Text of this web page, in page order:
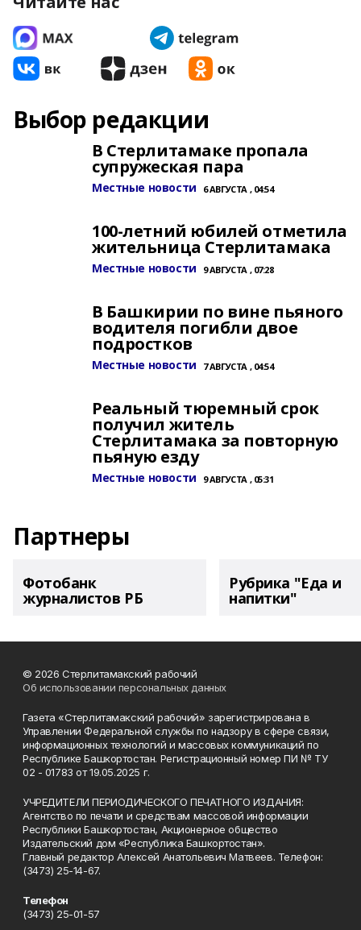
Выбор редакции
В Стерлитамаке пропала
супружеская пара
Местные новости 6 АВГУСТА , 04:54
100-летний юбилей отметила
жительница Стерлитамака
Местные новости 9 АВГУСТА , 07:28
В Башкирии по вине пьяного
водителя погибли двое
подростков
Местные новости 7 АВГУСТА , 04:54
Реальный тюремный срок
получил житель
Стерлитамака за повторную
пьяную езду
Местные новости 9 АВГУСТА , 05:31
Партнеры
Фотобанк
журналистов РБ
Рубрика "Еда и
напитки"
© 2026 Стерлитамакский рабочий
Об использовании персональных данных
Газета «Стерлитамакский рабочий» зарегистрирована в
Управлении Федеральной службы по надзору в сфере связи,
информационных технологий и массовых коммуникаций по
Республике Башкортостан. Регистрационный номер ПИ № ТУ
02 - 01783 от 19.05.2025 г.
УЧРЕДИТЕЛИ ПЕРИОДИЧЕСКОГО ПЕЧАТНОГО ИЗДАНИЯ:
Агентство по печати и средствам массовой информации
Республики Башкортостан, Акционерное общество
Издательский дом «Республика Башкортостан».
Главный редактор Алексей Анатольевич Матвеев. Телефон:
(3473) 25-14-67.
Телефон
(3473) 25-01-57